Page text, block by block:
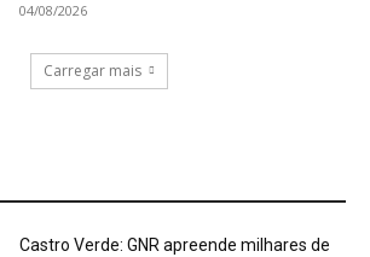
04/08/2026
Carregar mais
Castro Verde: GNR apreende milhares de